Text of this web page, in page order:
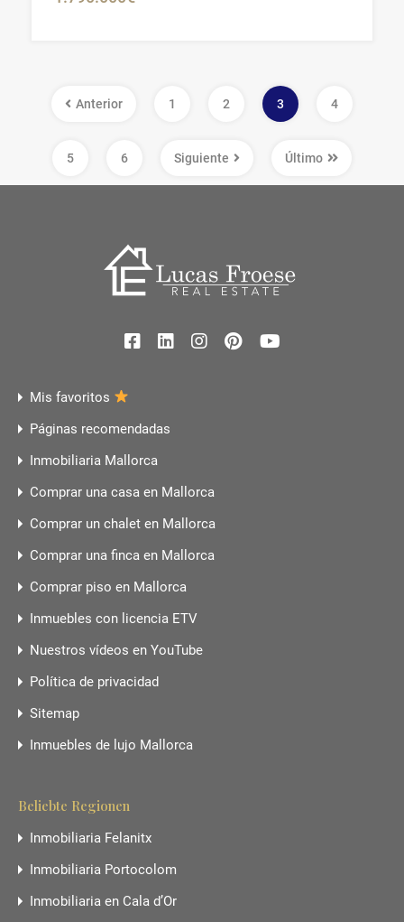
Anterior 1 2 3 4
5 6 Siguiente Último
Mis favoritos
Páginas recomendadas
Inmobiliaria Mallorca
Comprar una casa en Mallorca
Comprar un chalet en Mallorca
Comprar una finca en Mallorca
Comprar piso en Mallorca
Inmuebles con licencia ETV
Nuestros vídeos en YouTube
Política de privacidad
Sitemap
Inmuebles de lujo Mallorca
Beliebte Regionen
Inmobiliaria Felanitx
Inmobiliaria Portocolom
Inmobiliaria en Cala d’Or